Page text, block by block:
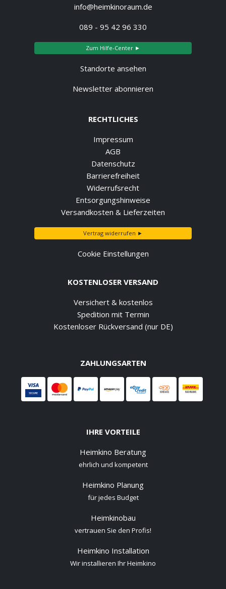
info@heimkinoraum.de
089 - 95 42 96 330
Zum Hilfe-Center ►
Standorte ansehen
Newsletter abonnieren
RECHTLICHES
Impressum
AGB
Datenschutz
Barrierefreiheit
Widerrufsrecht
Entsorgungshinweise
Versandkosten & Lieferzeiten
Vertrag widerrufen ►
Cookie Einstellungen
KOSTENLOSER VERSAND
Versichert & kostenlos
Spedition mit Termin
Kostenloser Rückversand (nur DE)
ZAHLUNGSARTEN
IHRE VORTEILE
Heimkino Beratung
ehrlich und kompetent
Heimkino Planung
für jedes Budget
Heimkinobau
vertrauen Sie den Profis!
Heimkino Installation
Wir installieren Ihr Heimkino